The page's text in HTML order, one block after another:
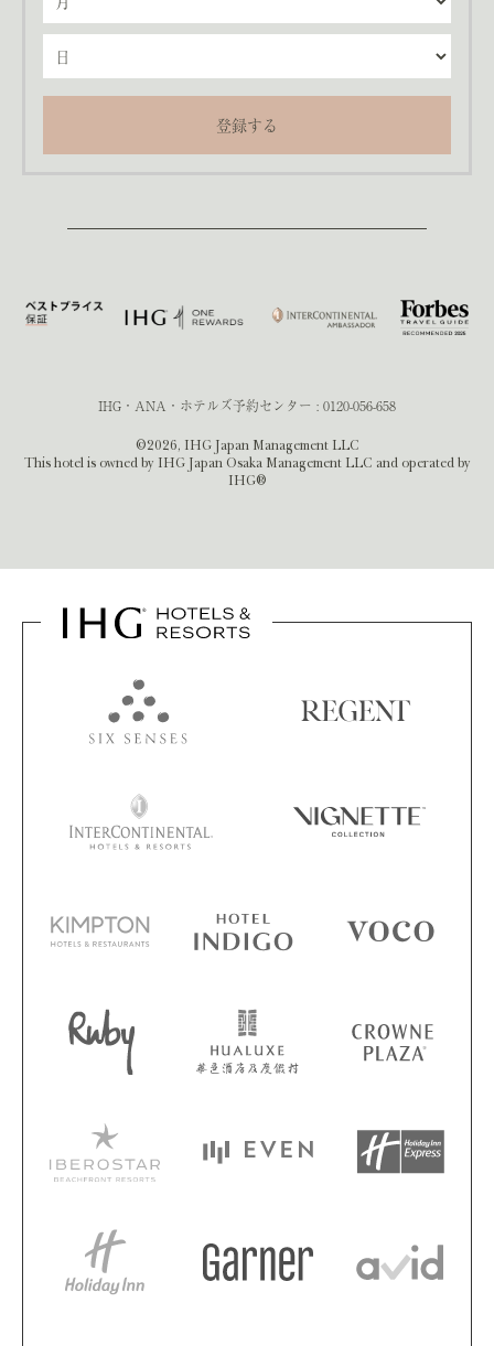
登録する
IHG・ANA・ホテルズ予約センター : 0120-056-658
©2026, IHG Japan Management LLC
This hotel is owned by IHG Japan Osaka Management LLC and operated by
IHG®